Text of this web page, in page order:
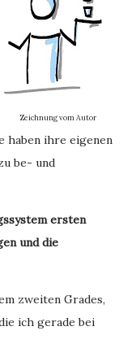
Zeichnung vom Autor
haben ihre eigenen
be- und
ersten
und die
zweiten Grades,
ich gerade bei